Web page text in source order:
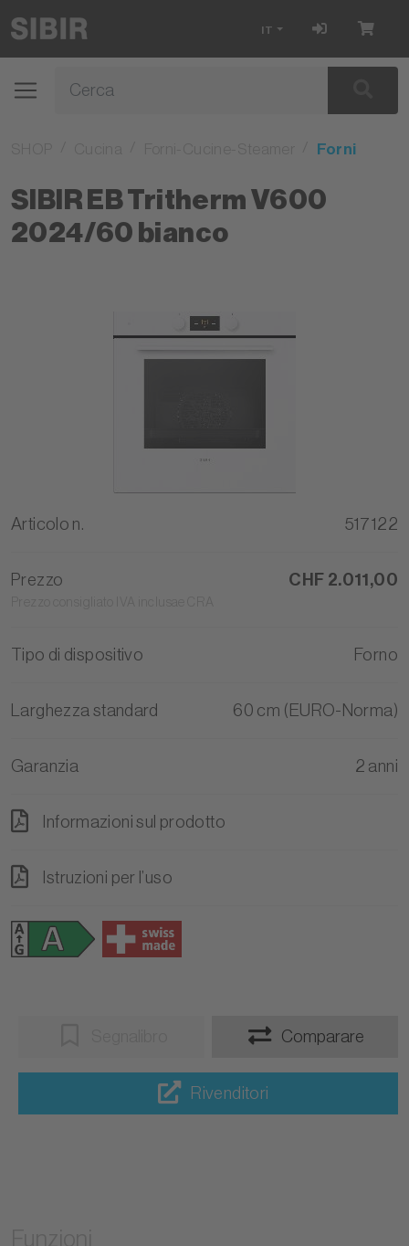
IT
Forni
SIBIR EB Tritherm V600
2024/60 bianco
Articolo n. 517122
Prezzo CHF 2.011,00
Tipo di dispositivo Forno
Larghezza standard 60 cm (EURO-Norma)
Garanzia 2 anni
Informazioni sul prodotto
Istruzioni per l’uso
Comparare
Rivenditori